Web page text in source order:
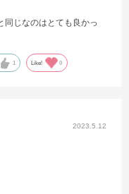
同じなのはとても良かっ
1 Like! 0
2023.5.12